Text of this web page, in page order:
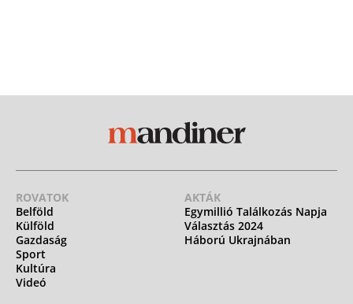
ROVATOK
Belföld
Külföld
Gazdaság
Sport
Kultúra
Videó
AKTÁK
Egymillió Találkozás Napja
Választás 2024
Háború Ukrajnában